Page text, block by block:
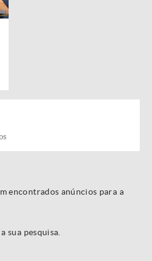
encontrados anúncios para a
sua pesquisa.